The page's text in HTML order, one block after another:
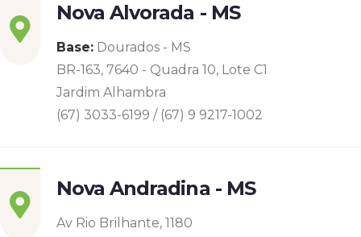
Nova Alvorada - MS
Base: Dourados - MS
BR-163, 7640 - Quadra 10, Lote C1
Jardim Alhambra
(67) 3033-6199 / (67) 9 9217-1002
Nova Andradina - MS
Av Rio Brilhante, 1180